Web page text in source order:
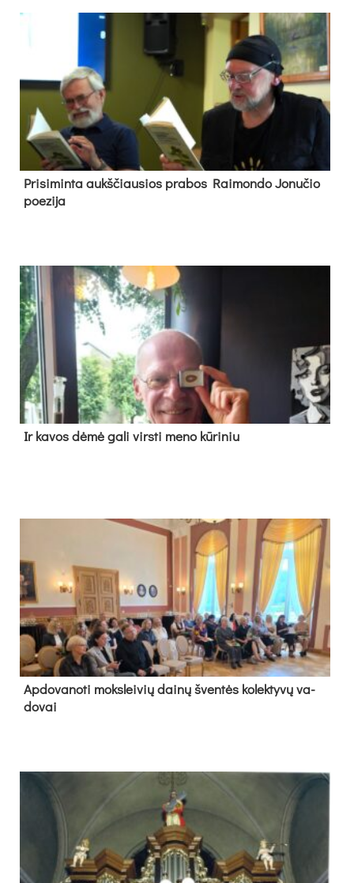
Pri­si­min­ta aukš­čiau­sios pra­bos Rai­mon­do Jo­nu­čio
poe­zi­ja
Ir ka­vos dė­mė ga­li virs­ti me­no kū­ri­niu
Ap­do­va­no­ti moks­lei­vių dai­nų šven­tės ko­lek­ty­vų va­
do­vai